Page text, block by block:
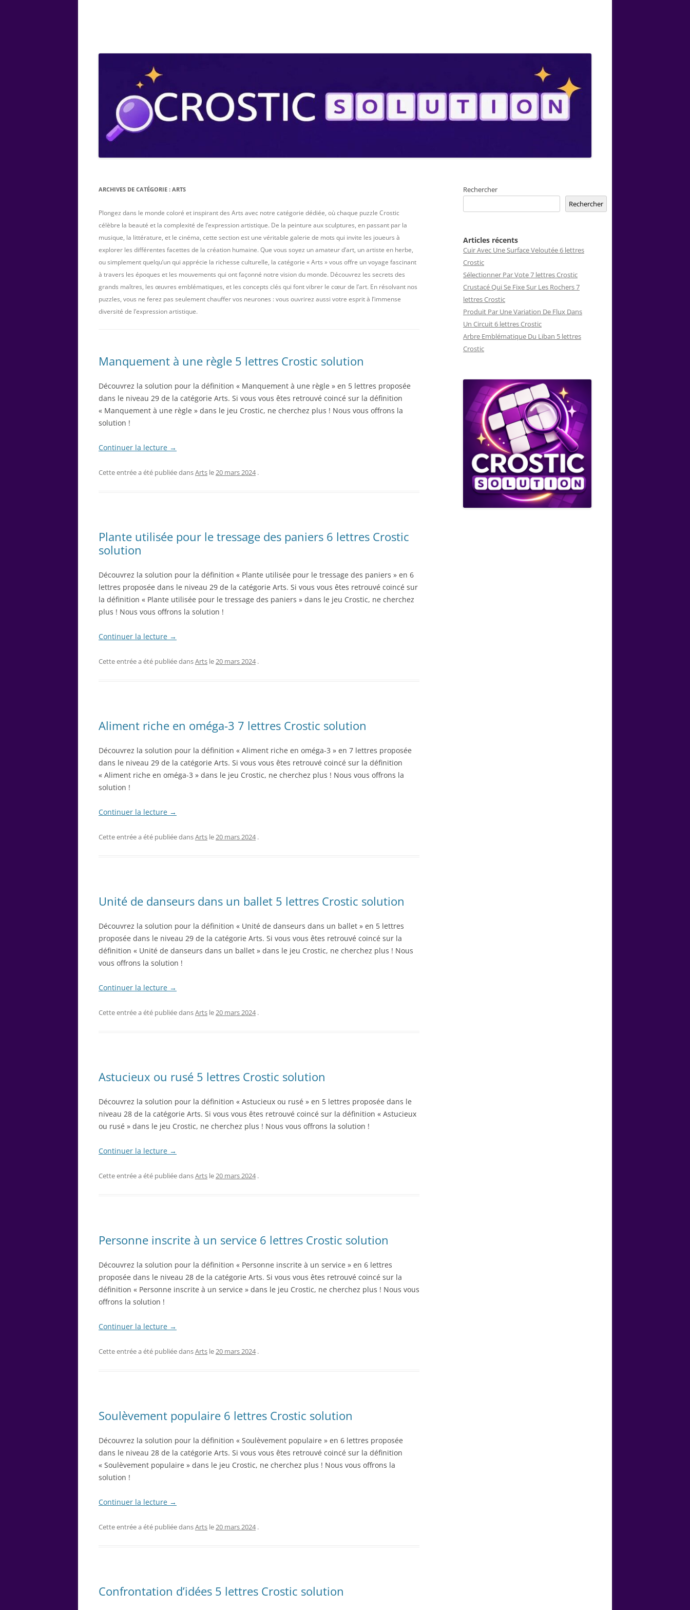
ARCHIVES DE CATÉGORIE : ARTS
Plongez dans le monde coloré et inspirant des Arts avec notre catégorie dédiée, où chaque puzzle Crostic
célèbre la beauté et la complexité de l’expression artistique. De la peinture aux sculptures, en passant par la
musique, la littérature, et le cinéma, cette section est une véritable galerie de mots qui invite les joueurs à
explorer les différentes facettes de la création humaine. Que vous soyez un amateur d’art, un artiste en herbe,
ou simplement quelqu’un qui apprécie la richesse culturelle, la catégorie « Arts » vous offre un voyage fascinant
à travers les époques et les mouvements qui ont façonné notre vision du monde. Découvrez les secrets des
grands maîtres, les œuvres emblématiques, et les concepts clés qui font vibrer le cœur de l’art. En résolvant nos
puzzles, vous ne ferez pas seulement chauffer vos neurones : vous ouvrirez aussi votre esprit à l’immense
diversité de l’expression artistique.
Manquement à une règle 5 lettres Crostic solution
Découvrez la solution pour la définition « Manquement à une règle » en 5 lettres proposée
dans le niveau 29 de la catégorie Arts. Si vous vous êtes retrouvé coincé sur la définition
« Manquement à une règle » dans le jeu Crostic, ne cherchez plus ! Nous vous offrons la
solution !
Continuer la lecture →
Cette entrée a été publiée dansArts le20 mars 2024 .
Plante utilisée pour le tressage des paniers 6 lettres Crostic
solution
Découvrez la solution pour la définition « Plante utilisée pour le tressage des paniers » en 6
lettres proposée dans le niveau 29 de la catégorie Arts. Si vous vous êtes retrouvé coincé sur
la définition « Plante utilisée pour le tressage des paniers » dans le jeu Crostic, ne cherchez
plus ! Nous vous offrons la solution !
Continuer la lecture →
Cette entrée a été publiée dansArts le20 mars 2024 .
Aliment riche en oméga-3 7 lettres Crostic solution
Découvrez la solution pour la définition « Aliment riche en oméga-3 » en 7 lettres proposée
dans le niveau 29 de la catégorie Arts. Si vous vous êtes retrouvé coincé sur la définition
« Aliment riche en oméga-3 » dans le jeu Crostic, ne cherchez plus ! Nous vous offrons la
solution !
Continuer la lecture →
Cette entrée a été publiée dansArts le20 mars 2024 .
Unité de danseurs dans un ballet 5 lettres Crostic solution
Découvrez la solution pour la définition « Unité de danseurs dans un ballet » en 5 lettres
proposée dans le niveau 29 de la catégorie Arts. Si vous vous êtes retrouvé coincé sur la
définition « Unité de danseurs dans un ballet » dans le jeu Crostic, ne cherchez plus ! Nous
vous offrons la solution !
Continuer la lecture →
Cette entrée a été publiée dansArts le20 mars 2024 .
Astucieux ou rusé 5 lettres Crostic solution
Découvrez la solution pour la définition « Astucieux ou rusé » en 5 lettres proposée dans le
niveau 28 de la catégorie Arts. Si vous vous êtes retrouvé coincé sur la définition « Astucieux
ou rusé » dans le jeu Crostic, ne cherchez plus ! Nous vous offrons la solution !
Continuer la lecture →
Cette entrée a été publiée dansArts le20 mars 2024 .
Personne inscrite à un service 6 lettres Crostic solution
Découvrez la solution pour la définition « Personne inscrite à un service » en 6 lettres
proposée dans le niveau 28 de la catégorie Arts. Si vous vous êtes retrouvé coincé sur la
définition « Personne inscrite à un service » dans le jeu Crostic, ne cherchez plus ! Nous vous
offrons la solution !
Continuer la lecture →
Cette entrée a été publiée dansArts le20 mars 2024 .
Soulèvement populaire 6 lettres Crostic solution
Découvrez la solution pour la définition « Soulèvement populaire » en 6 lettres proposée
dans le niveau 28 de la catégorie Arts. Si vous vous êtes retrouvé coincé sur la définition
« Soulèvement populaire » dans le jeu Crostic, ne cherchez plus ! Nous vous offrons la
solution !
Continuer la lecture →
Cette entrée a été publiée dansArts le20 mars 2024 .
Confrontation d’idées 5 lettres Crostic solution
Rechercher
Rechercher
Articles récents
Cuir Avec Une Surface Veloutée 6 lettres
Crostic
Sélectionner Par Vote 7 lettres Crostic
Crustacé Qui Se Fixe Sur Les Rochers 7
lettres Crostic
Produit Par Une Variation De Flux Dans
Un Circuit 6 lettres Crostic
Arbre Emblématique Du Liban 5 lettres
Crostic